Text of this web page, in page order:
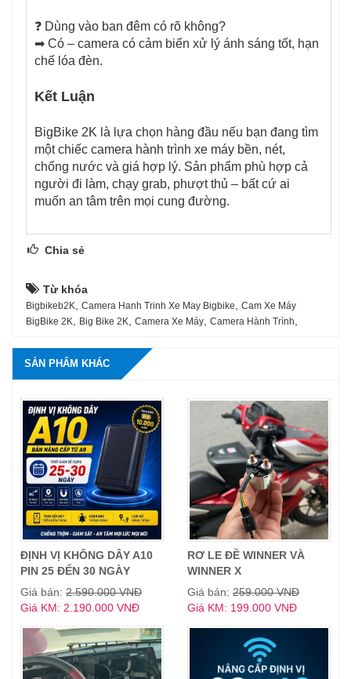
❓ Dùng vào ban đêm có rõ không?
➡ Có – camera có cảm biến xử lý ánh sáng tốt, hạn
chế lóa đèn.
Kết Luận
BigBike 2K là lựa chọn hàng đầu nếu bạn đang tìm
một chiếc camera hành trình xe máy bền, nét,
chống nước và giá hợp lý. Sản phẩm phù hợp cả
người đi làm, chạy grab, phượt thủ – bất cứ ai
muốn an tâm trên mọi cung đường.
Chia sẻ
Từ khóa
Bigbikeb2K Camera Hanh Trinh Xe May Bigbike
Cam Xe Máy
BigBike 2K
Big Bike 2K Camera Xe Máy Camera Hành Trình
SẢN PHẨM KHÁC
ĐỊNH VỊ KHÔNG DÂY A10
PIN 25 ĐẾN 30 NGÀY
Giá bán: 2.590.000 VNĐ
Giá KM: 2.190.000 VNĐ
RƠ LE ĐỀ WINNER VÀ
WINNER X
Giá bán: 259.000 VNĐ
Giá KM: 199.000 VNĐ